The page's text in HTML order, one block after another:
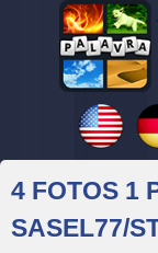
4 FOTOS 1
SASEL77/